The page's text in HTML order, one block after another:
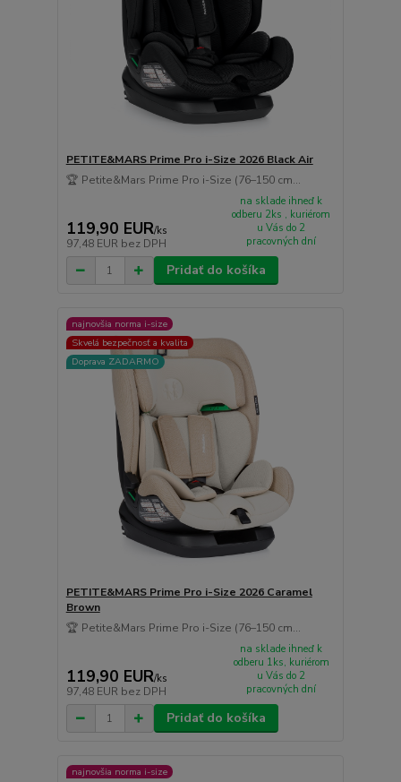
PETITE&MARS Prime Pro i-Size 2026 Black Air
🏆 Petite&Mars Prime Pro i-Size (76–150 cm...
119,90 EUR/ks
97,48 EUR bez DPH
na sklade ihneď k
odberu 2ks , kuriérom
u Vás do 2
pracovných dní
Pridať do košíka
najnovšia norma i-size
Skvelá bezpečnosť a kvalita
Doprava ZADARMO
PETITE&MARS Prime Pro i-Size 2026 Caramel
Brown
🏆 Petite&Mars Prime Pro i-Size (76–150 cm...
119,90 EUR/ks
97,48 EUR bez DPH
na sklade ihneď k
odberu 1ks, kuriérom
u Vás do 2
pracovných dní
Pridať do košíka
najnovšia norma i-size